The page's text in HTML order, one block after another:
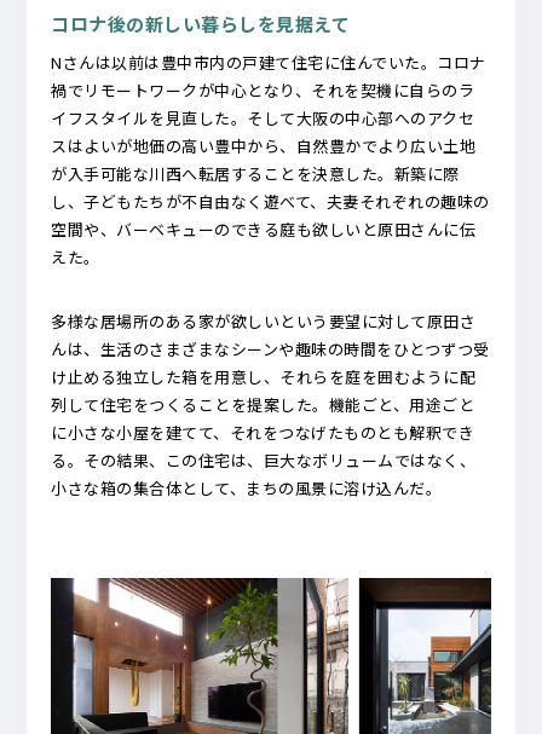
コロナ後の新しい暮らしを見据えて
Nさんは以前は豊中市内の戸建て住宅に住んでいた。コロナ
禍でリモートワークが中心となり、それを契機に自らのラ
イフスタイルを見直した。そして大阪の中心部へのアクセ
スはよいが地価の高い豊中から、自然豊かでより広い土地
が入手可能な川西へ転居することを決意した。新築に際
し、子どもたちが不自由なく遊べて、夫妻それぞれの趣味の
空間や、バーベキューのできる庭も欲しいと原田さんに伝
えた。
多様な居場所のある家が欲しいという要望に対して原田さ
んは、生活のさまざまなシーンや趣味の時間をひとつずつ受
け止める独立した箱を用意し、それらを庭を囲むように配
列して住宅をつくることを提案した。機能ごと、用途ごと
に小さな小屋を建てて、それをつなげたものとも解釈でき
る。その結果、この住宅は、巨大なボリュームではなく、
小さな箱の集合体として、まちの風景に溶け込んだ。